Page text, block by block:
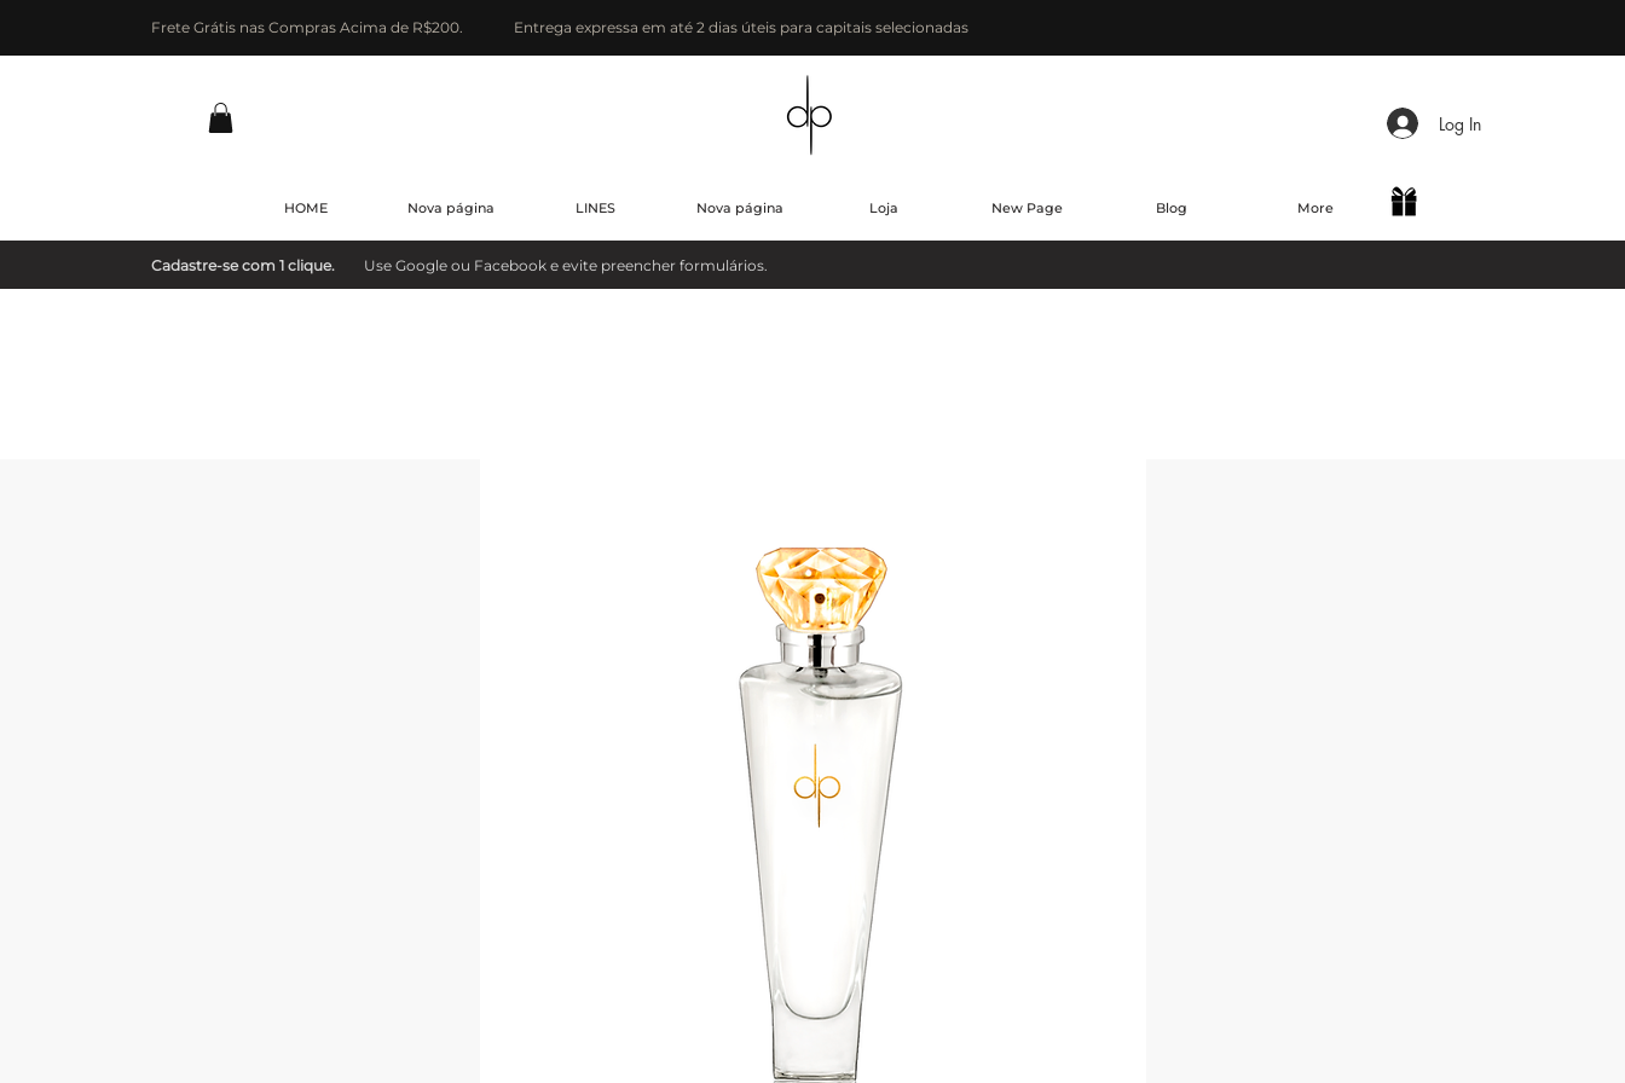
Frete Grátis nas Compras Acima de R$200. Entrega expressa em até 2 dias úteis para capitais selecionadas
Log In
HOME Nova página LINES Nova página Loja New Page Blog More
Cadastre-se com 1 clique. Use Google ou Facebook e evite preencher formulários.